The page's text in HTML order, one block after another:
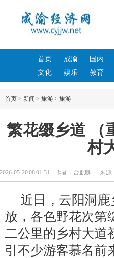
首页 成渝
国内
文化
娱乐 教育
首页 > 新闻 > 旅游 > 旅游
繁花缀乡道 （
村
2026-05-20 08:01:31 作者：曾麒麟 来
近日，云阳洞
放，各色野花次第
二公里的乡村大道
引不少游客慕名前